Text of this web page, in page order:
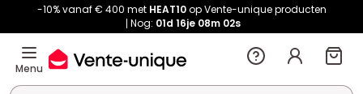
-10% vanaf € 400 met HEAT10op Vente-unique producten
Nog: 01d 16je 08m 02s
Menu